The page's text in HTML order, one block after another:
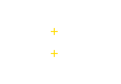

